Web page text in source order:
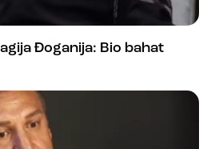
Đoganija: Bio bahat